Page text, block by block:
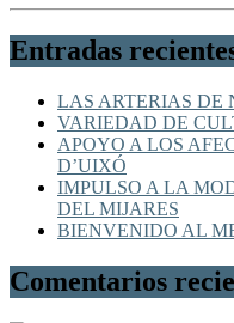
Entradas
LAS ARTERIAS DE
VARIEDAD DE
APOYO A LOS
D’UIXÓ
IMPULSO A LA
DEL MIJARES
BIENVENIDO AL
Comentarios